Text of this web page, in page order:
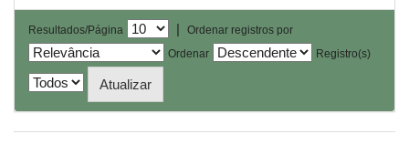
Resultados/Página |
Ordenar registros por
Ordenar
Registro(s)